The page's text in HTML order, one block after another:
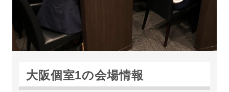
大阪個室1の会場情報